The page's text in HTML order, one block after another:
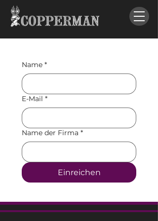
Name *
E-Mail *
Name der Firma *
Einreichen